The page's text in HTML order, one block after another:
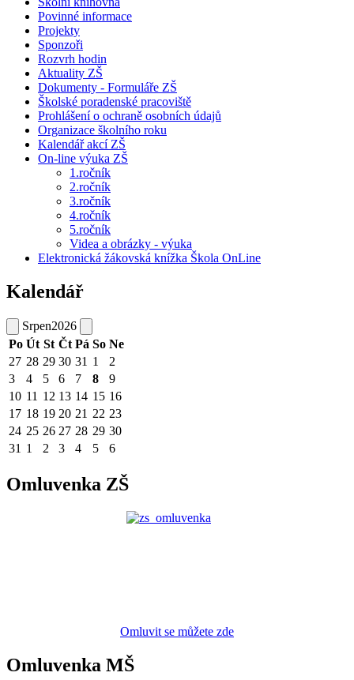
Povinné informace
Projekty
Sponzoři
Rozvrh hodin
Aktuality ZŠ
Dokumenty - Formuláře ZŠ
Školské poradenské pracoviště
Prohlášení o ochraně osobních údajů
Organizace školního roku
Kalendář akcí ZŠ
On-line výuka ZŠ
1.ročník
2.ročník
3.ročník
4.ročník
5.ročník
Videa a obrázky - výuka
Elektronická žákovská knížka Škola OnLine
Kalendář
Srpen2026
Po Út St Čt Pá So Ne
27 28 29 30 31 1
2
3
4 5 6 7 8
9
10 11 12 13 14 15 16
17 18 19 20 21 22 23
24 25 26 27 28 29 30
31 1 2 3 4 5 6
Omluvenka ZŠ
Omluvit se můžete zde
Omluvenka MŠ